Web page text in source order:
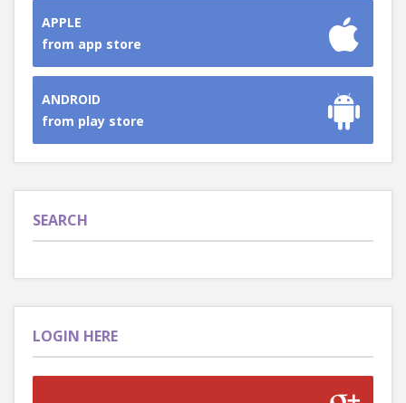
APPLE
from app store
ANDROID
from play store
SEARCH
LOGIN HERE